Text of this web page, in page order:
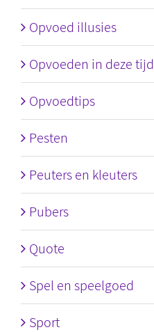
Opvoed illusies
Opvoeden in deze tijd
Opvoedtips
Pesten
Peuters en kleuters
Pubers
Quote
Spel en speelgoed
Sport